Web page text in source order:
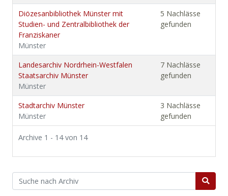
Diözesanbibliothek Münster mit
Studien- und Zentralbibliothek der
Franziskaner
Münster
5 Nachlässe
gefunden
Landesarchiv Nordrhein-Westfalen
Staatsarchiv Münster
Münster
7 Nachlässe
gefunden
Stadtarchiv Münster
Münster
3 Nachlässe
gefunden
Archive 1 - 14 von 14